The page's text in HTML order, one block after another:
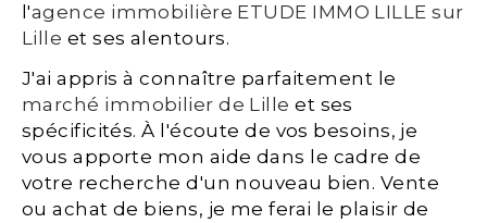
l'agence immobilière ETUDE IMMO LILLE sur
Lille et ses alentours.
J'ai appris à connaître parfaitement le
marché immobilier de Lille et ses
spécificités. À l'écoute de vos besoins, je
vous apporte mon aide dans le cadre de
votre recherche d'un nouveau bien. Vente
ou achat de biens, je me ferai le plaisir de